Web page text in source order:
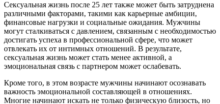
Сексуальная жизнь после 25 лет также может быть затруднена
различными факторами, такими как карьерные амбиции,
финансовые нагрузки и социальные ожидания. Мужчины
могут сталкиваться с давлением, связанным с необходимостью
достигать успеха в профессиональной сфере, что может
отвлекать их от интимных отношений. В результате,
сексуальная жизнь может стать менее активной, а
эмоциональная связь с партнером может ослабевать.
Кроме того, в этом возрасте мужчины начинают осознавать
важность эмоциональной составляющей в отношениях.
Многие начинают искать не только физическую близость, но